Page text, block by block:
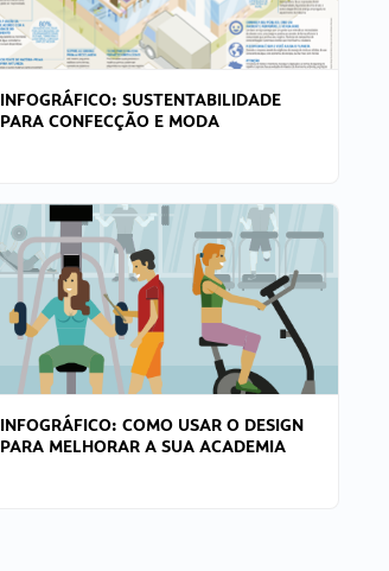
INFOGRÁFICO: SUSTENTABILIDADE
PARA CONFECÇÃO E MODA
INFOGRÁFICO: COMO USAR O DESIGN
PARA MELHORAR A SUA ACADEMIA